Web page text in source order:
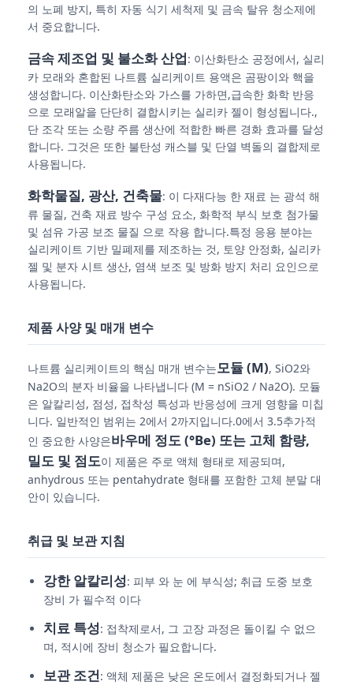
공장 투어
품질 관리
연락처
뉴스
페르술فات
염화물
석유 첨가제
화학물질 채소
광물 공정 화학물질
음식 첨가제
금속화학 화학물질
의 노폐 방지, 특히 자동 식기 세척제 및 금속 탈유 청소제에
서 중요합니다.
금속 제조업 및 불소화 산업: 이산화탄소 공정에서, 실리
카 모래와 혼합된 나트륨 실리케이트 용액은 곰팡이와 핵을
생성합니다. 이산화탄소와 가스를 가하면,급속한 화학 반응
으로 모래알을 단단히 결합시키는 실리카 젤이 형성됩니다.,
단 조각 또는 소량 주름 생산에 적합한 빠른 경화 효과를 달성
합니다. 그것은 또한 불탄성 캐스블 및 단열 벽돌의 결합제로
사용됩니다.
화학물질, 광산, 건축물: 이 다재다능 한 재료 는 광석 해
류 물질, 건축 재료 방수 구성 요소, 화학적 부식 보호 첨가물
및 섬유 가공 보조 물질 으로 작용 합니다.특정 응용 분야는
실리케이트 기반 밀폐제를 제조하는 것, 토양 안정화, 실리카
젤 및 분자 시트 생산, 염색 보조 및 방화 방지 처리 요인으로
사용됩니다.
제품 사양 및 매개 변수
나트륨 실리케이트의 핵심 매개 변수는모듈 (M), SiO2와
Na2O의 분자 비율을 나타냅니다 (M = nSiO2 / Na2O). 모듈
은 알칼리성, 점성, 접착성 특성과 반응성에 크게 영향을 미칩
니다. 일반적인 범위는 2에서 2까지입니다.0에서 3.5추가적
인 중요한 사양은바우메 정도 (°Be) 또는 고체 함량,
밀도 및 점도이 제품은 주로 액체 형태로 제공되며,
anhydrous 또는 pentahydrate 형태를 포함한 고체 분말 대
안이 있습니다.
취급 및 보관 지침
강한 알칼리성: 피부 와 눈 에 부식성; 취급 도중 보호
장비 가 필수적 이다
치료 특성: 접착제로서, 그 고장 과정은 돌이킬 수 없으
며, 적시에 장비 청소가 필요합니다.
보관 조건: 액체 제품은 낮은 온도에서 결정화되거나 젤